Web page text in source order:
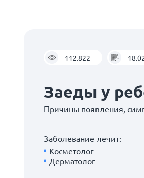
112.822
Заеды у
Причины появления,
Заболевание лечит:
Косметолог
Дерматолог